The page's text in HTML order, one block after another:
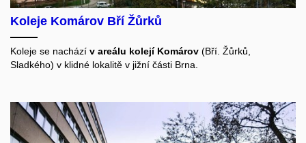
Koleje Komárov Bří Žůrků
Koleje se nachází v areálu kolejí Komárov (Bří. Žůrků,
Sladkého) v klidné lokalitě v jižní části Brna.